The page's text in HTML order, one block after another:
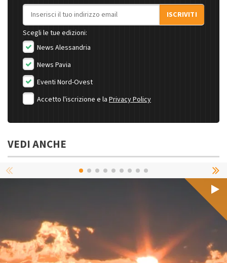
Indirizzo email
ISCRIVITI
Scegli le tue edizioni:
News Alessandria
News Pavia
Eventi Nord-Ovest
Accetto l'iscrizione e la Privacy Policy
VEDI ANCHE